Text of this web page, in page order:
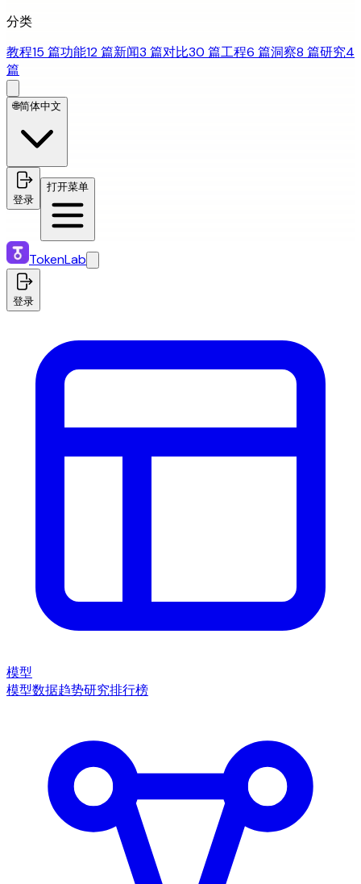
分类
教程15 篇功能12 篇新闻3 篇对比30 篇工程6 篇洞察8 篇研究4
篇
🌐简体中文
登录
打开菜单
TokenLab
登录
模型
模型数据趋势研究排行榜